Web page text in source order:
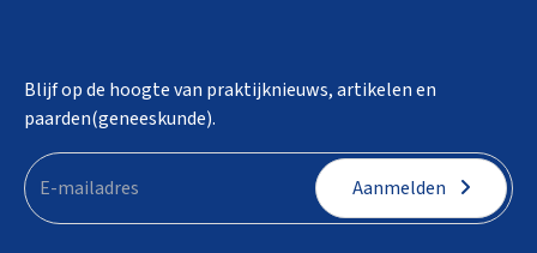
Blijf op de hoogte van praktijknieuws, artikelen en
paarden(geneeskunde).
Aanmelden